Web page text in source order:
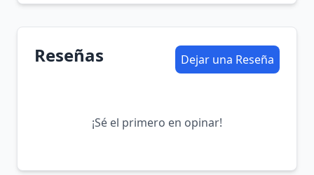
Reseñas Dejar una Reseña
¡Sé el primero en opinar!